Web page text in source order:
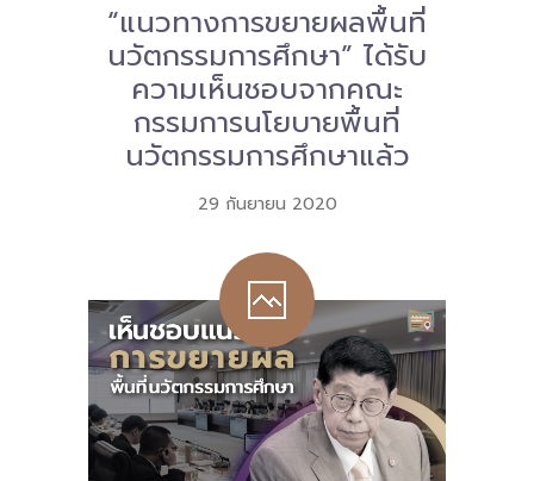
“แนวทางการขยายผลพื้นที่
นวัตกรรมการศึกษา” ได้รับ
ความเห็นชอบจากคณะ
กรรมการนโยบายพื้นที่
นวัตกรรมการศึกษาแล้ว
29 กันยายน 2020